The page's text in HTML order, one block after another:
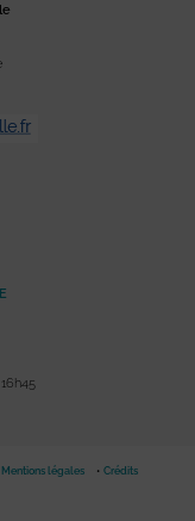
Mentions légales Crédits